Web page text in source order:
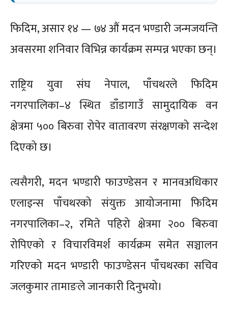
फिदिम, असार १४ — ७४ औं मदन भण्डारी जन्मजयन्ति
अवसरमा शनिवार विभिन्न कार्यक्रम सम्पन्न भएका छन्।
राष्ट्रिय युवा संघ नेपाल, पाँचथरले फिदिम
नगरपालिका–४ स्थित डाँडागाउँ सामुदायिक वन
क्षेत्रमा ५०० बिरुवा रोपेर वातावरण संरक्षणको सन्देश
दिएको छ।
त्यसैगरी, मदन भण्डारी फाउण्डेसन र मानवअधिकार
एलाइन्स पाँचथरको संयुक्त आयोजनामा फिदिम
नगरपालिका–२, रमिते पहिरो क्षेत्रमा २०० बिरुवा
रोपिएको र विचारविमर्श कार्यक्रम समेत सञ्चालन
गरिएको मदन भण्डारी फाउण्डेसन पाँचथरका सचिव
जलकुमार तामाङले जानकारी दिनुभयो।